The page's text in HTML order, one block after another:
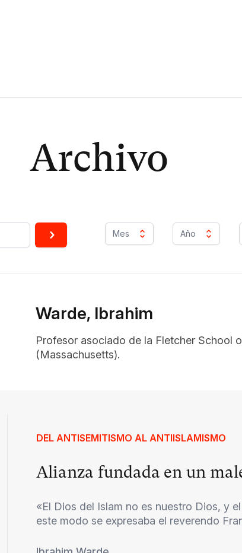
Archivo
Mes Año
Warde, Ibrahim
Profesor asociado de la Fletcher School
(Massachusetts).
DEL ANTISEMITISMO AL ANTIISLAMISMO
Alianza fundada en un
«El Dios del Islam no es nuestro Dios, y
este modo se expresaba el reverendo